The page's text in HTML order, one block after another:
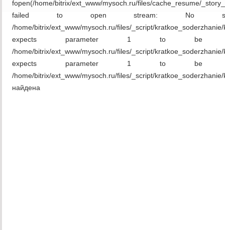
fopen(/home/bitrix/ext_www/mysoch.ru/files/cache_resume/
failed to open stream: No
/home/bitrix/ext_www/mysoch.ru/files/_script/
expects parameter 1 to be
/home/bitrix/ext_www/mysoch.ru/files/_script/
expects parameter 1 to be
/home/bitrix/ext_www/mysoch.ru/files/_script/
найдена